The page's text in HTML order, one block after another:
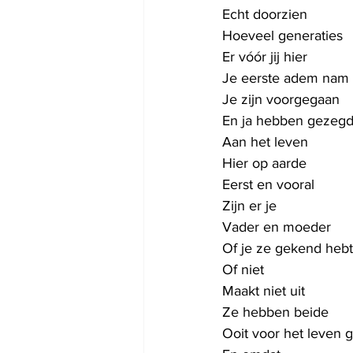
Echt doorzien
Hoeveel generaties
Er vóór jij hier
Je eerste adem nam
Je zijn voorgegaan
En ja hebben gezegd
Aan het leven
Hier op aarde
Eerst en vooral
Zijn er je
Vader en moeder
Of je ze gekend hebt
Of niet
Maakt niet uit
Ze hebben beide
Ooit voor het leven